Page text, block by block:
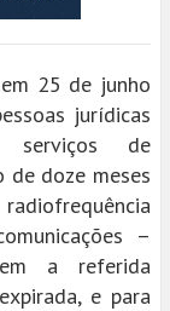
25 de junho
jurídicas
serviços de
doze meses
–
a referida
e para